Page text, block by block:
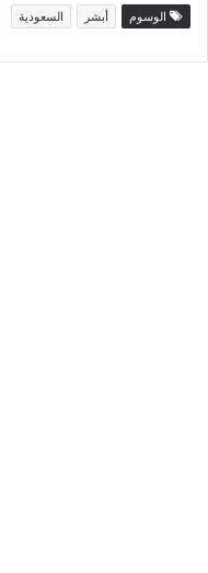
الوسوم أبشر السعودية